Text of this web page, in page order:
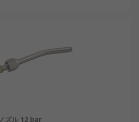
ズル 12 bar